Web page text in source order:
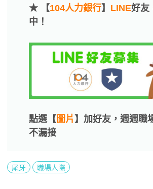
★ 【104人力銀行】 LINE好友
中！
點選【 圖片 】加好友，週週職
不漏接
尾牙 職場人際